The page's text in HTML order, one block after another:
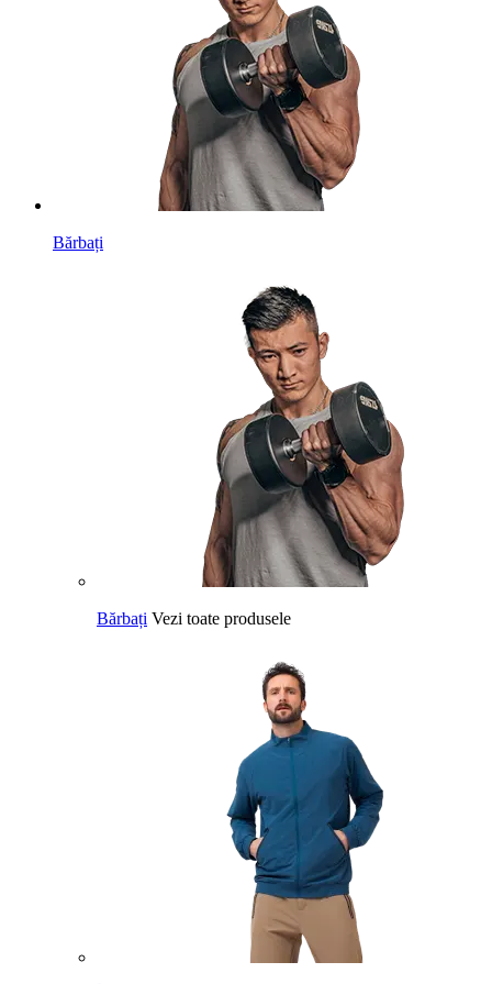
Bărbați
Bărbați Vezi toate produsele